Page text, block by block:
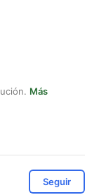
Más
Seguir